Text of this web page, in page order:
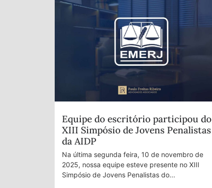
Equipe do escritório participou do
XIII Simpósio de Jovens Penalistas
da AIDP
Na última segunda feira, 10 de novembro de
2025, nossa equipe esteve presente no XIII
Simpósio de Jovens Penalistas do...